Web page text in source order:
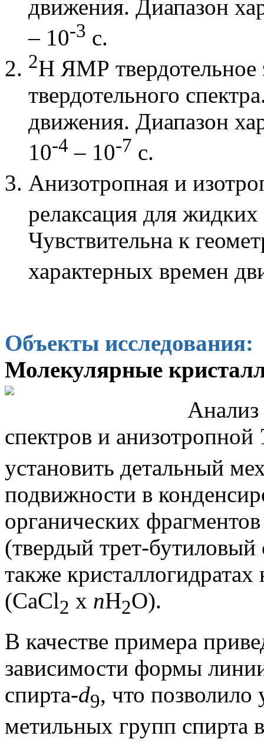
движения. Диапазон
– 10-3 с.
2Н ЯМР
твердотельного
движения. Диапазон
10-4 – 10-7 с.
Анизотропная и
релаксация для
Чувствительна к
характерных времен
Объекты исследования:
Молекулярные
спектров и анизотропной
установить детальный
подвижности в
органических
(твердый трет-
также
(CaCl2 x nH2O).
В качестве примера
зависимости формы
спирта-d9, что позволило
метильных групп спирта